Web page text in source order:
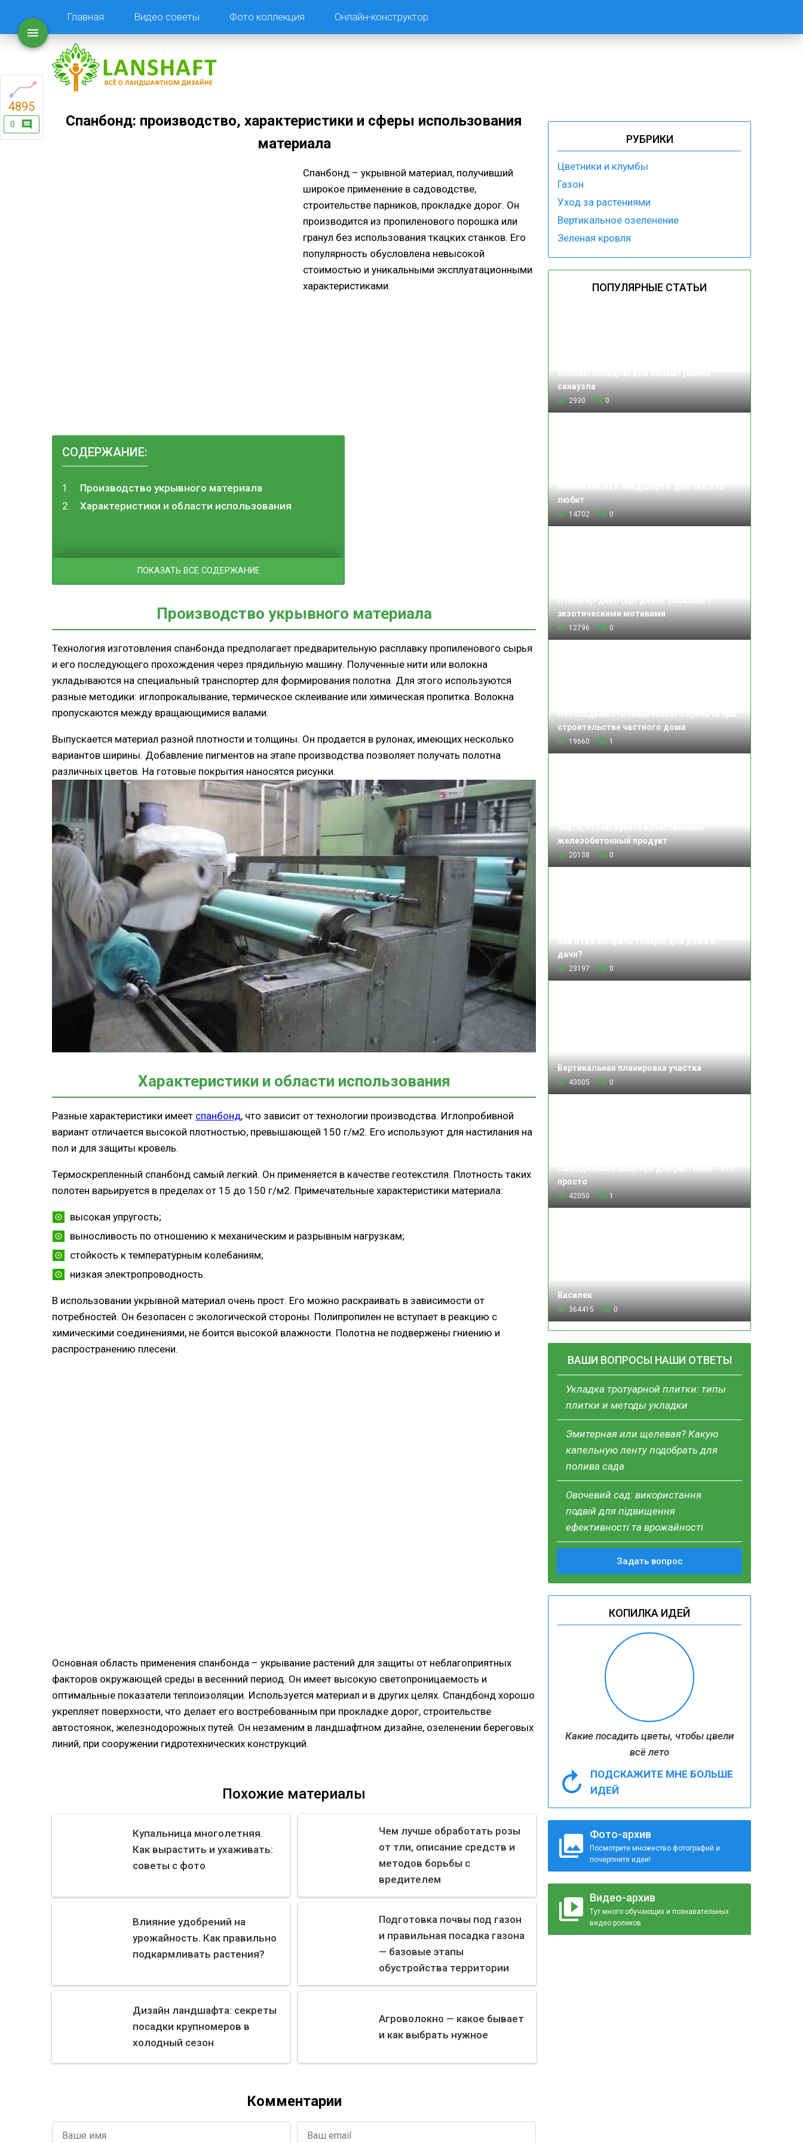
Главная Видео советы Фото коллекция Онлайн-конструктор
РУБРИКИ
Цветники и клумбы
Газон
Уход за растениями
Вертикальное озеленение
Зеленая кровля
ПОПУЛЯРНЫЕ СТАТЬИ
санвузла
2930 0
любит
14702 0
экзотическими мотивами
12796 0
строительстве частного дома
19660 1
железобетонный продукт
20138 0
дачи?
23197 0
Вертикальная планировка участка
43005 0
просто
42050 1
Василек
364415 0
ВАШИ ВОПРОСЫ НАШИ ОТВЕТЫ
Укладка тротуарной плитки: типы
плитки и методы укладки
Эмитерная или щелевая? Какую
капельную ленту подобрать для
полива сада
Овочевий сад: використання
подвій для підвищення
ефективності та врожайності
Задать вопрос
КОПИЛКА ИДЕЙ
Какие посадить цветы, чтобы цвели
всё лето
ПОДСКАЖИТЕ МНЕ БОЛЬШЕ
ИДЕЙ
Фото-архив
Посмотрите множество фотографий и
почерпните идеи!
Видео-архив
Тут много обучающих и познавательных
видео роликов
Спанбонд: производство, характеристики и сферы использования
материала
0
4895
Спанбонд – укрывной материал, получивший
широкое применение в садоводстве,
строительстве парников, прокладке дорог. Он
производится из пропиленового порошка или
гранул без использования ткацких станков. Его
популярность обусловлена невысокой
стоимостью и уникальными эксплуатационными
характеристиками.
СОДЕРЖАНИЕ:
Производство укрывного материала
Характеристики и области использования
ПОКАЗАТЬ ВСЕ СОДЕРЖАНИЕ
Производство укрывного материала
Технология изготовления спанбонда предполагает предварительную расплавку пропиленового сырья
и его последующего прохождения через прядильную машину. Полученные нити или волокна
укладываются на специальный транспортер для формирования полотна. Для этого используются
разные методики: иглопрокалывание, термическое склеивание или химическая пропитка. Волокна
пропускаются между вращающимися валами.
Выпускается материал разной плотности и толщины. Он продается в рулонах, имеющих несколько
вариантов ширины. Добавление пигментов на этапе производства позволяет получать полотна
различных цветов. На готовые покрытия наносятся рисунки.
Характеристики и области использования
Разные характеристики имеет спанбонд, что зависит от технологии производства. Иглопробивной
вариант отличается высокой плотностью, превышающей 150 г/м2. Его используют для настилания на
пол и для защиты кровель.
Термоскрепленный спанбонд самый легкий. Он применяется в качестве геотекстиля. Плотность таких
полотен варьируется в пределах от 15 до 150 г/м2. Примечательные характеристики материала:
высокая упругость;
выносливость по отношению к механическим и разрывным нагрузкам;
стойкость к температурным колебаниям;
низкая электропроводность.
В использовании укрывной материал очень прост. Его можно раскраивать в зависимости от
потребностей. Он безопасен с экологической стороны. Полипропилен не вступает в реакцию с
химическими соединениями, не боится высокой влажности. Полотна не подвержены гниению и
распространению плесени.
Основная область применения спанбонда – укрывание растений для защиты от неблагоприятных
факторов окружающей среды в весенний период. Он имеет высокую светопроницаемость и
оптимальные показатели теплоизоляции. Используется материал и в других целях. Спандбонд хорошо
укрепляет поверхности, что делает его востребованным при прокладке дорог, строительстве
автостоянок, железнодорожных путей. Он незаменим в ландшафтном дизайне, озеленении береговых
линий, при сооружении гидротехнических конструкций.
Похожие материалы
Купальница многолетняя.
Как вырастить и ухаживать:
советы с фото
Чем лучше обработать розы
от тли, описание средств и
методов борьбы с
вредителем
Влияние удобрений на
урожайность. Как правильно
подкармливать растения?
Подготовка почвы под газон
и правильная посадка газона
— базовые этапы
обустройства территории
Дизайн ландшафта: секреты
посадки крупномеров в
холодный сезон
Агроволокно — какое бывает
и как выбрать нужное
Комментарии